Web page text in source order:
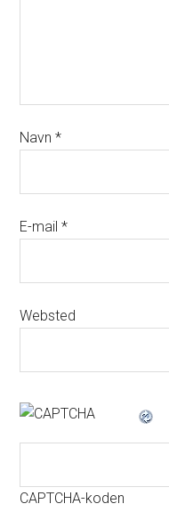
Navn*
E-mail*
Websted
CAPTCHA-koden